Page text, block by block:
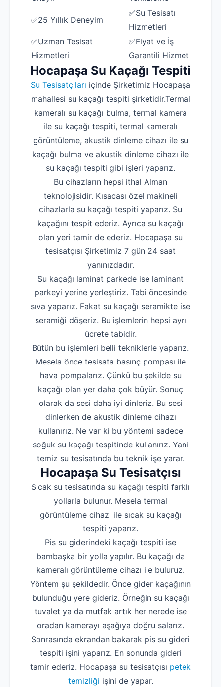
✅25 Yıllık Deneyim
✅Su Tesisatı
Hizmetleri
✅Uzman Tesisat
Hizmetleri
✅Fiyat ve İş
Garantili Hizmet
Hocapaşa Su Kaçağı Tespiti
Su Tesisatçıları içinde Şirketimiz Hocapaşa
mahallesi su kaçağı tespiti şirketidir.Termal
kameralı su kaçağı bulma, termal kamera
ile su kaçağı tespiti, termal kameralı
görüntüleme, akustik dinleme cihazı ile su
kaçağı bulma ve akustik dinleme cihazı ile
su kaçağı tespiti gibi işleri yaparız.
Bu cihazların hepsi ithal Alman
teknolojisidir. Kısacası özel makineli
cihazlarla su kaçağı tespiti yaparız. Su
kaçağını tespit ederiz. Ayrıca su kaçağı
olan yeri tamir de ederiz. Hocapaşa su
tesisatçısı Şirketimiz 7 gün 24 saat
yanınızdadır.
Su kaçağı laminat parkede ise laminant
parkeyi yerine yerleştiriz. Tabi öncesinde
sıva yaparız. Fakat su kaçağı seramikte ise
seramiği döşeriz. Bu işlemlerin hepsi ayrı
ücrete tabidir.
Bütün bu işlemleri belli tekniklerle yaparız.
Mesela önce tesisata basınç pompası ile
hava pompalarız. Çünkü bu şekilde su
kaçağı olan yer daha çok büyür. Sonuç
olarak da sesi daha iyi dinleriz. Bu sesi
dinlerken de akustik dinleme cihazı
kullanırız. Ne var ki bu yöntemi sadece
soğuk su kaçağı tespitinde kullanırız. Yani
temiz su tesisatında bu teknik işe yarar.
Hocapaşa Su Tesisatçısı
Sıcak su tesisatında su kaçağı tespiti farklı
yollarla bulunur. Mesela termal
görüntüleme cihazı ile sıcak su kaçağı
tespiti yaparız.
Pis su giderindeki kaçağı tespiti ise
bambaşka bir yolla yapılır. Bu kaçağı da
kameralı görüntüleme cihazı ile buluruz.
Yöntem şu şekildedir. Önce gider kaçağının
bulunduğu yere gideriz. Örneğin su kaçağı
tuvalet ya da mutfak artık her nerede ise
oradan kamerayı aşağıya doğru salarız.
Sonrasında ekrandan bakarak pis su gideri
tespiti işini yaparız. En sonunda gideri
tamir ederiz. Hocapaşa su tesisatçısı petek
temizliği işini de yapar.